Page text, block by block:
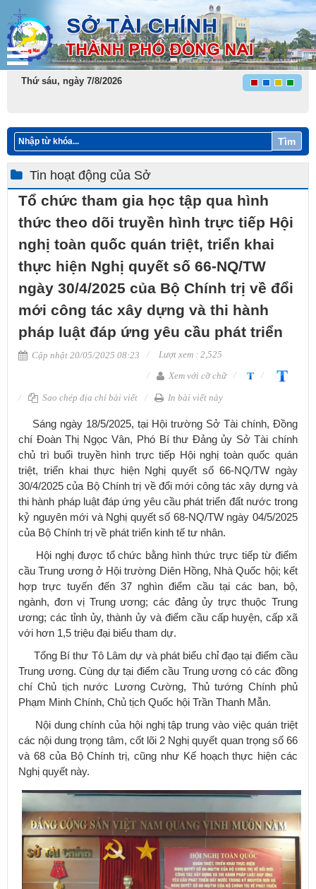
Thứ sáu, ngày 7/8/2026
Tìm
Tin hoạt động của Sở
Tổ chức tham gia học tập qua hình
thức theo dõi truyền hình trực tiếp Hội
nghị toàn quốc quán triệt, triển khai
thực hiện Nghị quyết số 66-NQ/TW
ngày 30/4/2025 của Bộ Chính trị về đổi
mới công tác xây dựng và thi hành
pháp luật đáp ứng yêu cầu phát triển
Cập nhật 20/05/2025 08:23
Lượt xem : 2,525
Xem với cỡ chữ
Sao chép địa chỉ bài viết In bài viết này
Sáng ngày 18/5/2025, tại Hội trường Sở Tài chính, Đồng
chí Đoàn Thị Ngọc Vân, Phó Bí thư Đảng ủy Sở Tài chính
chủ trì buổi truyền hình trực tiếp Hội nghị toàn quốc quán
triệt, triển khai thực hiện Nghị quyết số 66-NQ/TW ngày
30/4/2025 của Bộ Chính trị về đổi mới công tác xây dựng và
thi hành pháp luật đáp ứng yêu cầu phát triển đất nước trong
kỷ nguyên mới và Nghị quyết số 68-NQ/TW ngày 04/5/2025
của Bộ Chính trị về phát triển kinh tế tư nhân.
Hội nghị được tổ chức bằng hình thức trực tiếp từ điểm
cầu Trung ương ở Hội trường Diên Hồng, Nhà Quốc hội; kết
hợp trực tuyến đến 37 nghìn điểm cầu tại các ban, bộ,
ngành, đơn vị Trung ương; các đảng ủy trực thuộc Trung
ương; các tỉnh ủy, thành ủy và điểm cầu cấp huyện, cấp xã
với hơn 1,5 triệu đại biểu tham dự.
Tổng Bí thư Tô Lâm dự và phát biểu chỉ đạo tại điểm cầu
Trung ương. Cùng dự tại điểm cầu Trung ương có các đồng
chí Chủ tịch nước Lương Cường, Thủ tướng Chính phủ
Phạm Minh Chính, Chủ tịch Quốc hội Trần Thanh Mẫn.
Nội dung chính của hội nghị tập trung vào việc quán triệt
các nội dung trọng tâm, cốt lõi 2 Nghị quyết quan trọng số 66
và 68 của Bộ Chính trị, cũng như Kế hoạch thực hiện các
Nghị quyết này.